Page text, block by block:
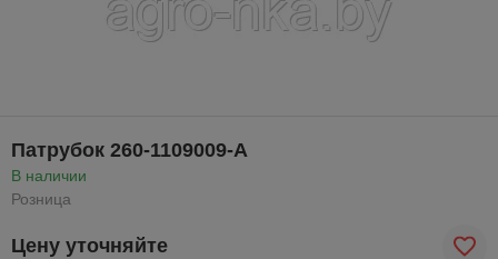
Патрубок 260-1109009-А
В наличии
Розница
Цену уточняйте